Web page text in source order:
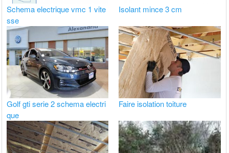
Schema electrique vmc 1 vite
sse
Isolant mince 3 cm
Golf gti serie 2 schema electri
que
Faire isolation toiture